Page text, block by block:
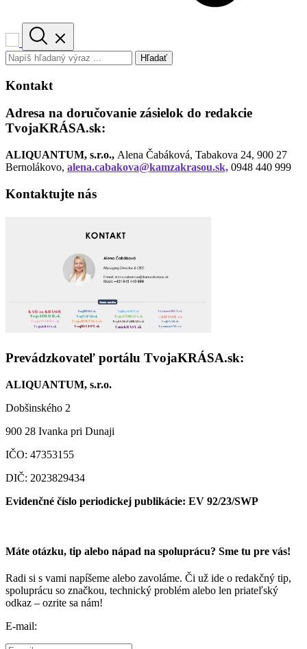
Hľadať
Kontakt
Adresa na doručovanie zásielok do redakcie
TvojaKRÁSA.sk:
ALIQUANTUM, s.r.o., Alena Čabáková, Tabakova 24, 900 27
Bernolákovo, alena.cabakova@kamzakrasou.sk, 0948 440 999
Kontaktujte nás
Prevádzkovateľ portálu TvojaKRÁSA.sk:
ALIQUANTUM, s.r.o.
Dobšinského 2
900 28 Ivanka pri Dunaji
IČO: 47353155
DIČ: 2023829434
Evidenčné číslo periodickej publikácie: EV 92/23/SWP
Máte otázku, tip alebo nápad na spoluprácu? Sme tu pre vás!
Radi si s vami napíšeme alebo zavoláme. Či už ide o redakčný tip,
spoluprácu so značkou, technický problém alebo len priateľský
odkaz – ozrite sa nám!
E-mail: